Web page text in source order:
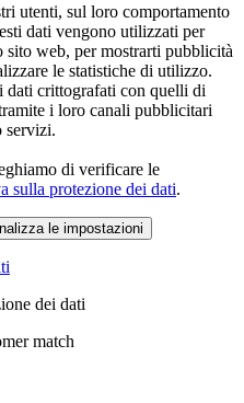
utenti, sul loro comportamento
dati vengono utilizzati per
web, per mostrarti pubblicità
le statistiche di utilizzo.
dati crittografati con quelli di
i loro canali pubblicitari
servizi.
di verificare le
sulla protezione dei dati.
le impostazioni
dei dati
match